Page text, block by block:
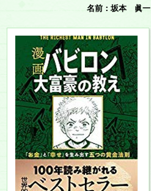
名前：坂本 眞一